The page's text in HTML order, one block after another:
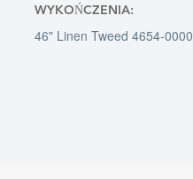
WYKOŃCZENIA:
46" Linen Tweed 4654-0000